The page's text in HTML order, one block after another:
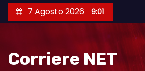
a
7 Agosto 2026 9:01
Corriere NET